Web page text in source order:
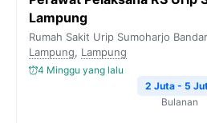
Lampung
Rumah Sakit Urip Sumoharjo
Lampung, Lampung
4 Minggu yang lalu
2 Juta - 5
Bulanan